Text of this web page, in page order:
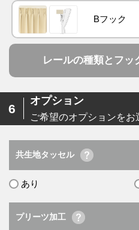
Bフック
レールの種類とフッ
6
オプション
ご希望のオプションをお
共生地タッセル
あり
プリーツ加工